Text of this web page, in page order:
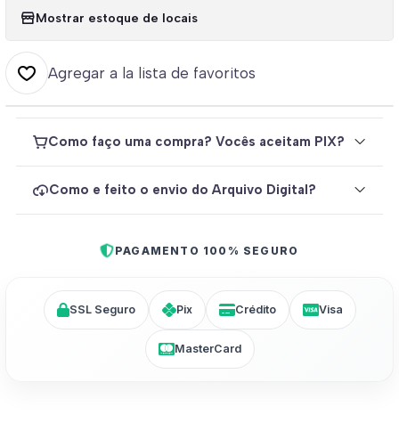
Mostrar estoque de locais
Agregar a la lista de favoritos
Como faço uma compra? Vocês aceitam PIX?
Como e feito o envio do Arquivo Digital?
PAGAMENTO 100% SEGURO
SSL Seguro Pix Crédito Visa
MasterCard